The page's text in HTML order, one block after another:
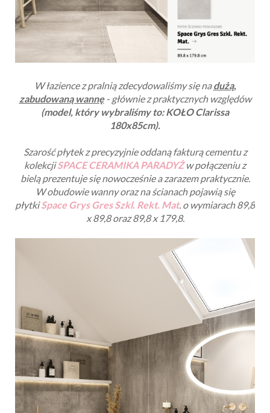
W łazience z pralnią zdecydowaliśmy się nadużą,
zabudowaną wannę- głównie z praktycznych względów
(model, który wybraliśmy to: KOŁO Clarissa
180x85cm).
Szarość płytek z precyzyjnie oddaną fakturą cementu z
kolekcjiSPACE CERAMIKA PARADYŻw połączeniu z
bielą prezentuje się nowocześnie a zarazem praktycznie.
W obudowie wanny oraz na ścianach pojawią się
płytkiSpace Grys Gres Szkl. Rekt. Mat. o wymiarach 89,8
x 89,8 oraz 89,8 x 179,8.